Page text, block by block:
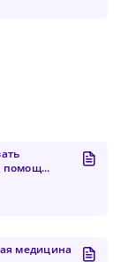
помощ...
медицина